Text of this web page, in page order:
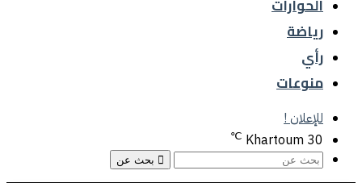
الحوارات
رياضة
رأي
منوعات
للإعلان !
Khartoum 30
℃
بحث عن